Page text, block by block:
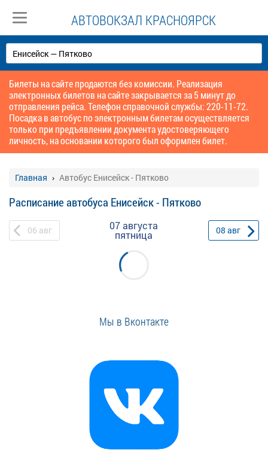
АВТОВОКЗАЛ КРАСНОЯРСК
Билеты на сайте продаются без комиссии. Реализация
электронных билетов на сайте закрывается за 5 минут до
отправления рейса. Телефон справочной службы: 220-11-72.
Посадка в автобус по электронным билетам осуществляется
только при предъявлении документа удостоверяющего
личность, на основании которого был оформлен билет.
Главная Автобус Енисейск - Пятково
Расписание автобуса Енисейск - Пятково
06 авг 07 августа
пятница 08 авг
Мы в Вконтакте